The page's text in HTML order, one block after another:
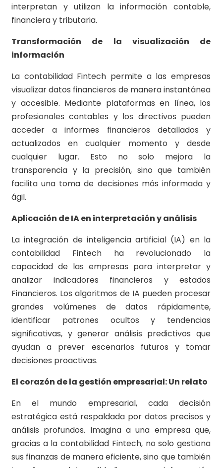
interpretan y utilizan la información contable,
financiera y tributaria.
Transformación de la visualización de
información
La contabilidad Fintech permite a las empresas
visualizar datos financieros de manera instantánea
y accesible. Mediante plataformas en línea, los
profesionales contables y los directivos pueden
acceder a informes financieros detallados y
actualizados en cualquier momento y desde
cualquier lugar. Esto no solo mejora la
transparencia y la precisión, sino que también
facilita una toma de decisiones más informada y
ágil.
Aplicación de IA en interpretación y análisis
La integración de inteligencia artificial (IA) en la
contabilidad Fintech ha revolucionado la
capacidad de las empresas para interpretar y
analizar indicadores financieros y estados
Financieros. Los algoritmos de IA pueden procesar
grandes volúmenes de datos rápidamente,
identificar patrones ocultos y tendencias
significativas, y generar análisis predictivos que
ayudan a prever escenarios futuros y tomar
decisiones proactivas.
El corazón de la gestión empresarial: Un relato
En el mundo empresarial, cada decisión
estratégica está respaldada por datos precisos y
análisis profundos. Imagina a una empresa que,
gracias a la contabilidad Fintech, no solo gestiona
sus finanzas de manera eficiente, sino que también